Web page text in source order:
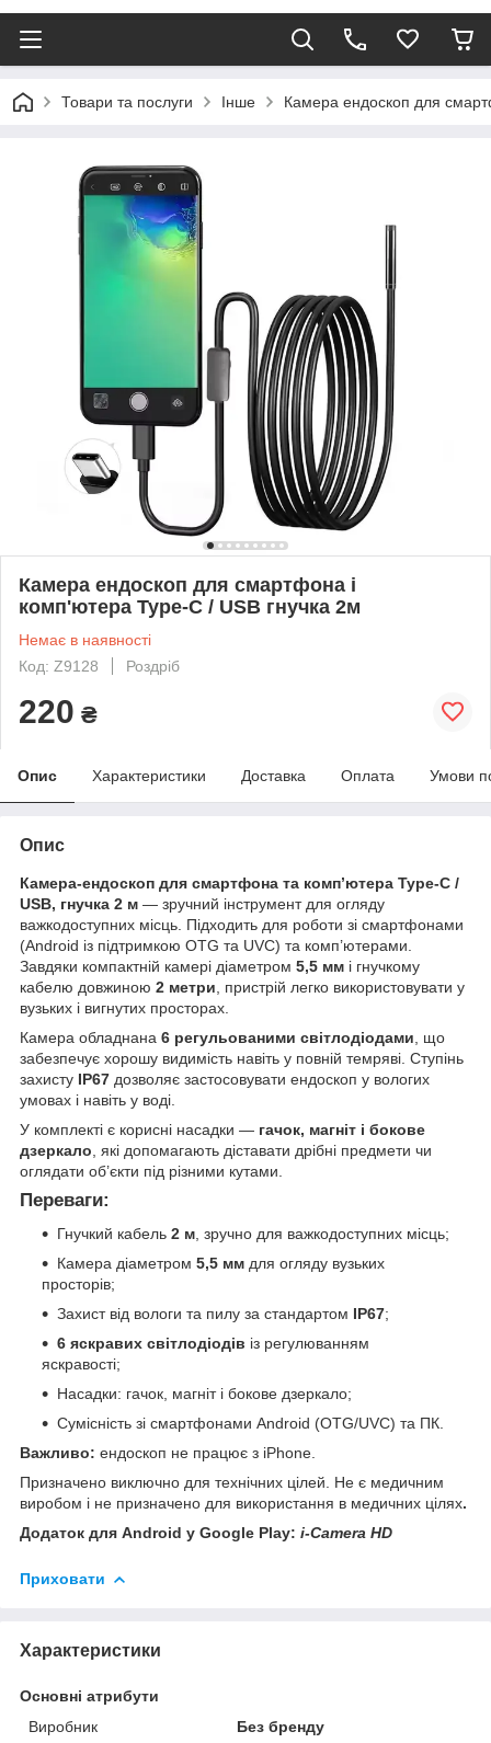
Товари та послуги Інше Камера ендоскоп для
Камера ендоскоп для смартфона і
комп'ютера Type-C / USB гнучка 2м
Немає в наявності
Код: Z9128
Роздріб
220 ₴
Опис Характеристики Доставка Оплата Умови
Опис
Камера-ендоскоп для смартфона та комп’ютера Type-C /
USB, гнучка 2 м — зручний інструмент для огляду
важкодоступних місць. Підходить для роботи зі смартфонами
(Android із підтримкою OTG та UVC) та комп’ютерами.
Завдяки компактній камері діаметром 5,5 мм і гнучкому
кабелю довжиною 2 метри , пристрій легко використовувати у
вузьких і вигнутих просторах.
Камера обладнана 6 регульованими світлодіодами , що
забезпечує хорошу видимість навіть у повній темряві. Ступінь
захисту IP67 дозволяє застосовувати ендоскоп у вологих
умовах і навіть у воді.
У комплекті є корисні насадки — гачок, магніт і бокове
дзеркало , які допомагають діставати дрібні предмети чи
оглядати об’єкти під різними кутами.
Переваги:
Гнучкий кабель 2 м , зручно для важкодоступних місць;
Камера діаметром 5,5 мм для огляду вузьких
просторів;
Захист від вологи та пилу за стандартом IP67;
6 яскравих світлодіодів із регулюванням
яскравості;
Насадки: гачок, магніт і бокове дзеркало;
Сумісність зі смартфонами Android (OTG/UVC) та ПК.
Важливо: ендоскоп не працює з iPhone.
Призначено виключно для технічних цілей. Не є медичним
виробом і не призначено для використання в медичних цілях.
Додаток для Android у Google Play: i-Camera HD
Приховати
Характеристики
Основні атрибути
Виробник
Без бренду